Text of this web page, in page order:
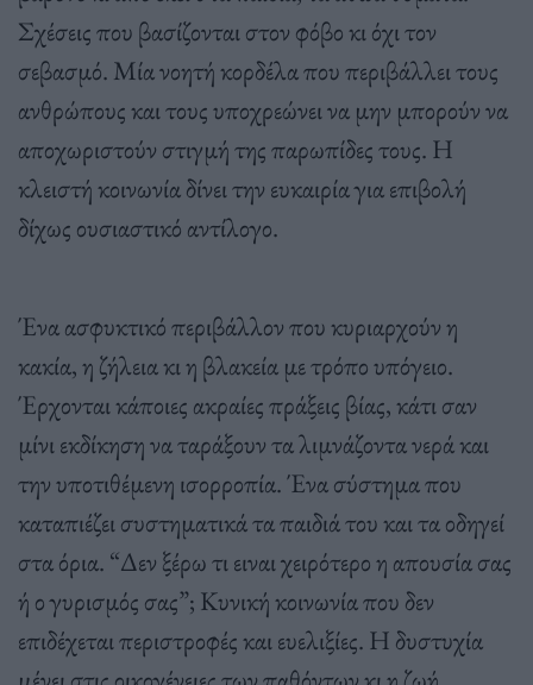
Σχέσεις που βασίζονται στον φόβο κι όχι τον
σεβασμό. Μία νοητή κορδέλα που περιβάλλει τους
ανθρώπους και τους υποχρεώνει να μην μπορούν να
αποχωριστούν στιγμή της παρωπίδες τους. Η
κλειστή κοινωνία δίνει την ευκαιρία για επιβολή
δίχως ουσιαστικό αντίλογο.
Ένα ασφυκτικό περιβάλλον που κυριαρχούν η
κακία, η ζήλεια κι η βλακεία με τρόπο υπόγειο.
Έρχονται κάποιες ακραίες πράξεις βίας, κάτι σαν
μίνι εκδίκηση να ταράξουν τα λιμνάζοντα νερά και
την υποτιθέμενη ισορροπία. Ένα σύστημα που
καταπιέζει συστηματικά τα παιδιά του και τα οδηγεί
στα όρια. “Δεν ξέρω τι ειναι χειρότερο η απουσία σας
ή ο γυρισμός σας”; Κυνική κοινωνία που δεν
επιδέχεται περιστροφές και ευελιξίες. Η δυστυχία